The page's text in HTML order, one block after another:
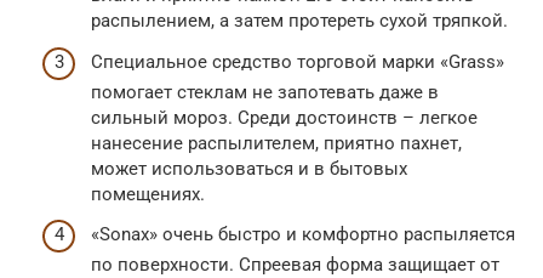
распылением, а затем протереть сухой тряпкой.
Специальное средство торговой марки «Grass»
помогает стеклам не запотевать даже в
сильный мороз. Среди достоинств – легкое
нанесение распылителем, приятно пахнет,
может использоваться и в бытовых
помещениях.
«Sonax» очень быстро и комфортно распыляется
по поверхности. Спреевая форма защищает от